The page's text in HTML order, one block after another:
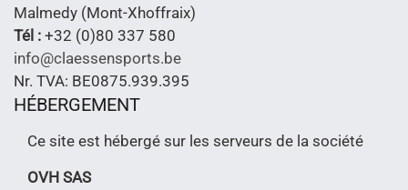
Malmedy (Mont-Xhoffraix)
Tél : +32 (0)80 337 580
info@claessensports.be
Nr. TVA: BE0875.939.395
HÉBERGEMENT
Ce site est hébergé sur les serveurs de la société
OVH SAS